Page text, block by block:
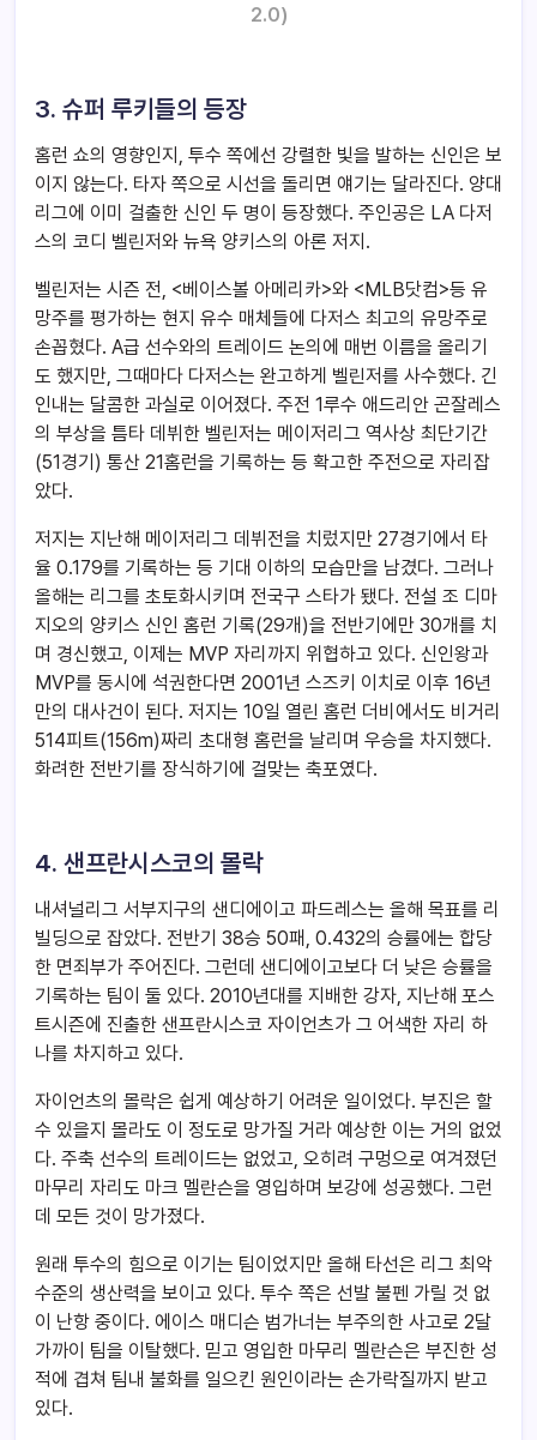
2.0)
3. 슈퍼 루키들의 등장
홈런 쇼의 영향인지, 투수 쪽에선 강렬한 빛을 발하는 신인은 보
이지 않는다. 타자 쪽으로 시선을 돌리면 얘기는 달라진다. 양대
리그에 이미 걸출한 신인 두 명이 등장했다. 주인공은 LA 다저
스의 코디 벨린저와 뉴욕 양키스의 아론 저지.
벨린저는 시즌 전, <베이스볼 아메리카>와 <MLB닷컴>등 유
망주를 평가하는 현지 유수 매체들에 다저스 최고의 유망주로
손꼽혔다. A급 선수와의 트레이드 논의에 매번 이름을 올리기
도 했지만, 그때마다 다저스는 완고하게 벨린저를 사수했다. 긴
인내는 달콤한 과실로 이어졌다. 주전 1루수 애드리안 곤잘레스
의 부상을 틈타 데뷔한 벨린저는 메이저리그 역사상 최단기간
(51경기) 통산 21홈런을 기록하는 등 확고한 주전으로 자리잡
았다.
저지는 지난해 메이저리그 데뷔전을 치렀지만 27경기에서 타
율 0.179를 기록하는 등 기대 이하의 모습만을 남겼다. 그러나
올해는 리그를 초토화시키며 전국구 스타가 됐다. 전설 조 디마
지오의 양키스 신인 홈런 기록(29개)을 전반기에만 30개를 치
며 경신했고, 이제는 MVP 자리까지 위협하고 있다. 신인왕과
MVP를 동시에 석권한다면 2001년 스즈키 이치로 이후 16년
만의 대사건이 된다. 저지는 10일 열린 홈런 더비에서도 비거리
514피트(156m)짜리 초대형 홈런을 날리며 우승을 차지했다.
화려한 전반기를 장식하기에 걸맞는 축포였다.
4. 샌프란시스코의 몰락
내셔널리그 서부지구의 샌디에이고 파드레스는 올해 목표를 리
빌딩으로 잡았다. 전반기 38승 50패, 0.432의 승률에는 합당
한 면죄부가 주어진다. 그런데 샌디에이고보다 더 낮은 승률을
기록하는 팀이 둘 있다. 2010년대를 지배한 강자, 지난해 포스
트시즌에 진출한 샌프란시스코 자이언츠가 그 어색한 자리 하
나를 차지하고 있다.
자이언츠의 몰락은 쉽게 예상하기 어려운 일이었다. 부진은 할
수 있을지 몰라도 이 정도로 망가질 거라 예상한 이는 거의 없었
다. 주축 선수의 트레이드는 없었고, 오히려 구멍으로 여겨졌던
마무리 자리도 마크 멜란슨을 영입하며 보강에 성공했다. 그런
데 모든 것이 망가졌다.
원래 투수의 힘으로 이기는 팀이었지만 올해 타선은 리그 최악
수준의 생산력을 보이고 있다. 투수 쪽은 선발 불펜 가릴 것 없
이 난항 중이다. 에이스 매디슨 범가너는 부주의한 사고로 2달
가까이 팀을 이탈했다. 믿고 영입한 마무리 멜란슨은 부진한 성
적에 겹쳐 팀내 불화를 일으킨 원인이라는 손가락질까지 받고
있다.